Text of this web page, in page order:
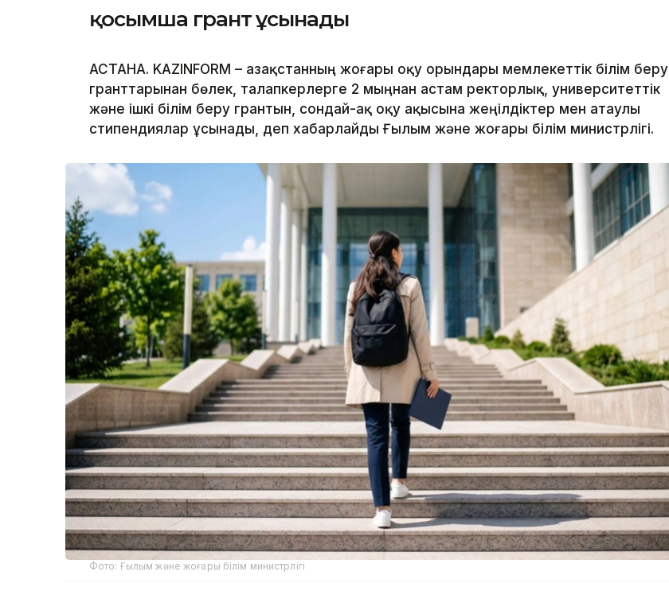
қосымша грант ұсынады
АСТАНА. KAZINFORM – Қазақстанның жоғары оқу орындары мемлекеттік білім беру
гранттарынан бөлек, талапкерлерге 2 мыңнан астам ректорлық, университеттік
және ішкі білім беру грантын, сондай-ақ оқу ақысына жеңілдіктер мен атаулы
стипендиялар ұсынады, деп хабарлайды Ғылым және жоғары білім министрлігі.
Фото: Ғылым және жоғары білім министрлігі